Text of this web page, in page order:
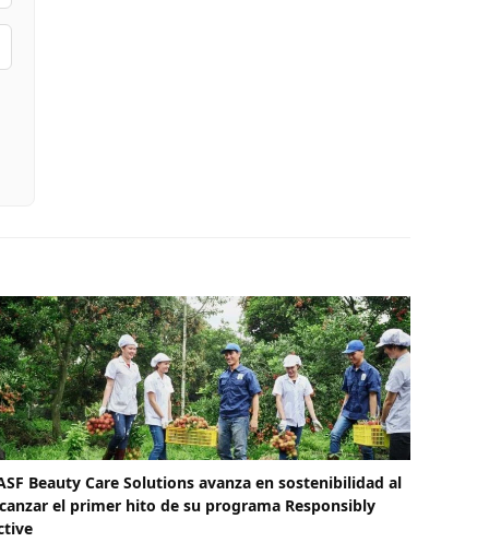
Beauty Care Solutions avanza en sostenibilidad al
el primer hito de su programa Responsibly